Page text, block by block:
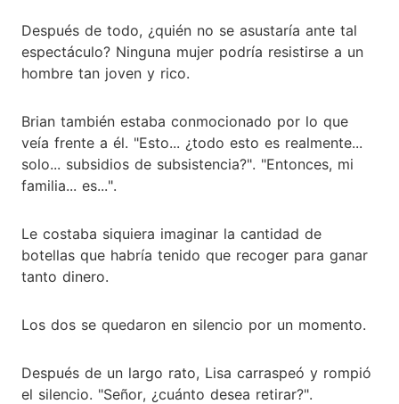
Después de todo, ¿quién no se asustaría ante tal
espectáculo? Ninguna mujer podría resistirse a un
hombre tan joven y rico.
Brian también estaba conmocionado por lo que
veía frente a él. "Esto... ¿todo esto es realmente...
solo... subsidios de subsistencia?". "Entonces, mi
familia... es...".
Le costaba siquiera imaginar la cantidad de
botellas que habría tenido que recoger para ganar
tanto dinero.
Los dos se quedaron en silencio por un momento.
Después de un largo rato, Lisa carraspeó y rompió
el silencio. "Señor, ¿cuánto desea retirar?".